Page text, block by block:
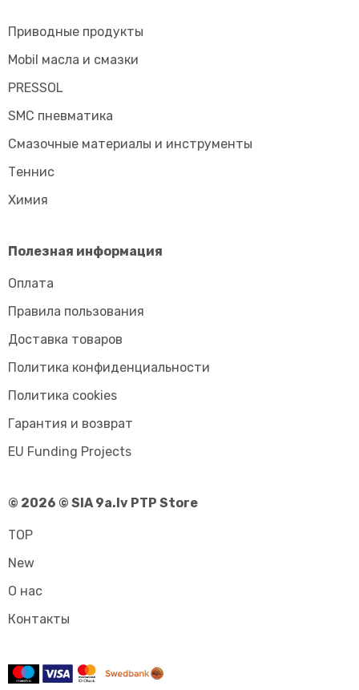
Приводные продукты
Mobil масла и смазки
PRESSOL
SMC пневматика
Смазочные материалы и инструменты
Tеннис
Химия
Полезная информация
Оплата
Правила пользования
Доставка товаров
Политика конфиденциальности
Политика cookies
Гарантия и возврат
EU Funding Projects
© 2026 © SIA 9a.lv PTP Store
TOP
New
О нас
Контакты